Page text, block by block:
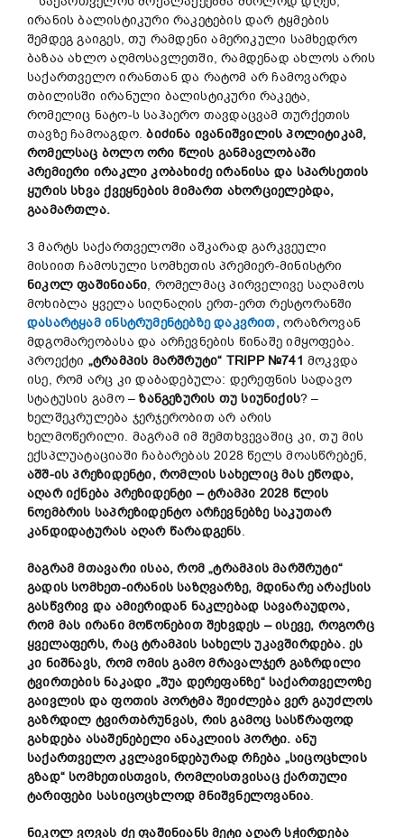
ირანის ბალისტიკური რაკეტების დარ ტყმების
შემდეგ გაიგეს, თუ რამდენი ამერიკული სამხედრო
ბაზაა ახლო აღმოსავლეთში, რამდენად ახლოს არის
საქართველო ირანთან და რატომ არ ჩამოვარდა
თბილისში ირანული ბალისტიკური რაკეტა,
რომელიც ნატო-ს საჰაერო თავდაცვამ თურქეთის
თავზე ჩამოაგდო.ბიძინა ივანიშვილის პოლიტიკამ,
რომელსაც ბოლო ორი წლის განმავლობაში
პრემიერი ირაკლი კობახიძე ირანისა და სპარსეთის
ყურის სხვა ქვეყნების მიმართ ახორციელებდა,
გაამართლა.
3 მარტს საქართველოში აშკარად გარკვეული
მისიით ჩამოსული სომხეთის პრემიერ-მინისტრი
ნიკოლფაშინიანი, რომელმაც პირველივე საღამოს
მოხიბლა ყველა სიღნაღის ერთ-ერთ რესტორანში
დასარტყამ ინსტრუმენტებზე დაკვრით,ორაზროვან
მდგომარეობასა და არჩევნების წინაშე იმყოფება.
პროექტი „ტრამპის მარშრუტი“ TRIPP №741 მოკვდა
ისე, რომ არც კი დაბადებულა: დერეფნის სადავო
სტატუსის გამო –ზანგეზურის თუსიუნიქის? –
ხელშეკრულება ჯერჯერობით არ არის
ხელმოწერილი. მაგრამ იმ შემთხვევაშიც კი, თუ მის
ექსპლუატაციაში ჩაბარებას 2028 წელს მოასწრებენ,
აშშ-ისპრეზიდენტი, რომლისსახელიცმასეწოდა,
აღარიქნება პრეზიდენტი –ტრამპი 2028 წლის
ნოემბრის საპრეზიდენტო არჩევნებზე საკუთარ
კანდიდატურას აღარ წარადგენს.
მაგრამმთავარიისაა,რომ „ტრამპისმარშრუტი“
გადისსომხეთ-ირანისსაზღვარზე, მდინარეარაქსის
გასწვრივ და ამიერიდან ნაკლებად სავარაუდოა,
რომ მას ირანი მოწონებითშეხვდეს –ისევე, როგორც
ყველაფერს,რაცტრამპის სახელსუკავშირდება.ეს
კი ნიშნავს, რომომისგამომრავალჯერ გაზრდილი
ტვირთებისნაკადი „შუა დერეფანზე“ საქართველოზე
გაივლის დაფოთის პორტმაშეიძლება ვერ გაუძლოს
გაზრდილ ტვირთბრუნვას, რისგამოც სასწრაფოდ
გახდება ასაშენებელიანაკლიისპორტი. ანუ
საქართველოკვლავინდებურადრჩება „სიცოცხლის
გზად“სომხეთისთვის,რომლისთვისაც ქართული
ტარიფები სასიცოცხლოდმნიშვნელოვანია.
ნიკოლ ვოვას ძეფაშინიანსმეტიაღარსჭირდება